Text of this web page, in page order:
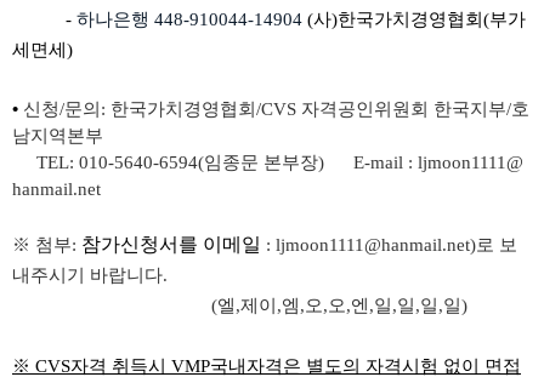
- 하나은행 448-910044-14904 (사)한국가치경영협회 (부가
세면세 )
• 신청/문의 : 한국가치경영협회 /CVS 자격공인위원회 한국지부/호
남지역본부
TEL: 010-5640-6594(임종문 본부장) E-mail : ljmoon1111@
hanmail.net
※ 첨부: 참가신청서를 이메일 : ljmoon1111@hanmail.net)로 보
내주시기 바랍니다.
(엘,제이 ,엠,오,오,엔 ,일,일,일,일)
※ CVS자격 취득시 VMP국내자격은 별도의 자격시험 없이 면접